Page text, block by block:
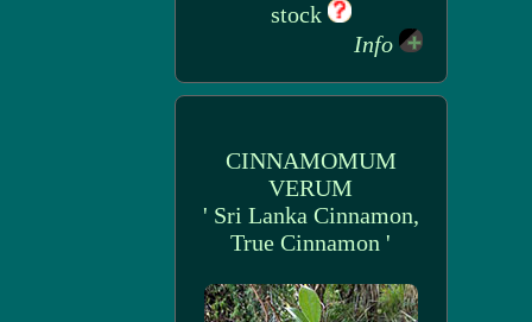
stock
Info
CINNAMOMUM
VERUM
' Sri Lanka Cinnamon,
True Cinnamon '